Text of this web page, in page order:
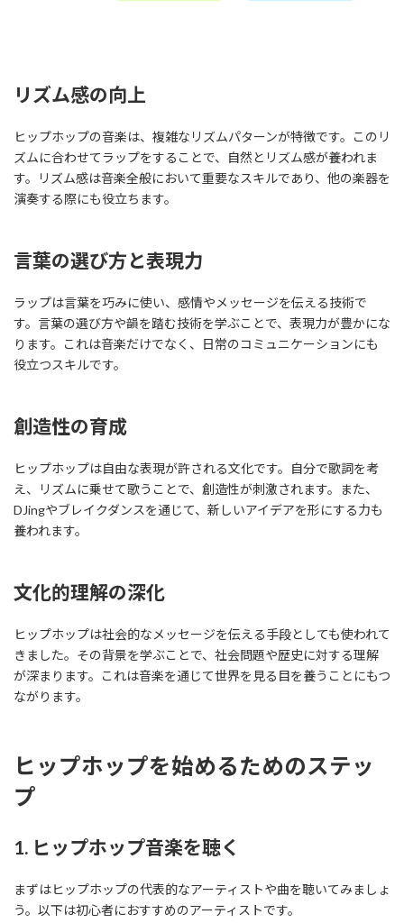
リズム感の向上
ヒップホップの音楽は、複雑なリズムパターンが特徴です。このリ
ズムに合わせてラップをすることで、自然とリズム感が養われま
す。リズム感は音楽全般において重要なスキルであり、他の楽器を
演奏する際にも役立ちます。
言葉の選び方と表現力
ラップは言葉を巧みに使い、感情やメッセージを伝える技術で
す。言葉の選び方や韻を踏む技術を学ぶことで、表現力が豊かにな
ります。これは音楽だけでなく、日常のコミュニケーションにも
役立つスキルです。
創造性の育成
ヒップホップは自由な表現が許される文化です。自分で歌詞を考
え、リズムに乗せて歌うことで、創造性が刺激されます。また、
DJingやブレイクダンスを通じて、新しいアイデアを形にする力も
養われます。
文化的理解の深化
ヒップホップは社会的なメッセージを伝える手段としても使われて
きました。その背景を学ぶことで、社会問題や歴史に対する理解
が深まります。これは音楽を通じて世界を見る目を養うことにもつ
ながります。
ヒップホップを始めるためのステッ
プ
1. ヒップホップ音楽を聴く
まずはヒップホップの代表的なアーティストや曲を聴いてみましょ
う。以下は初心者におすすめのアーティストです。